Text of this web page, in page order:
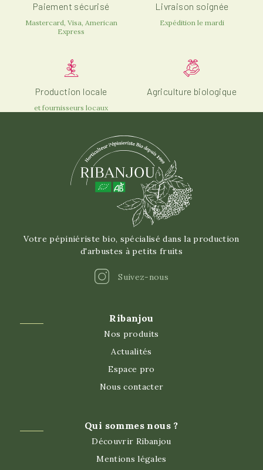
Paiement sécurisé
Mastercard, Visa, American
Express
Livraison soignée
Expédition le mardi
Production locale
et fournisseurs locaux
Agriculture biologique
Votre pépiniériste bio, spécialisé dans la production
d'arbustes à petits fruits
Suivez-nous
Instagram
Ribanjou
Nos produits
Actualités
Espace pro
Nous contacter
Qui sommes nous ?
Découvrir Ribanjou
Mentions légales